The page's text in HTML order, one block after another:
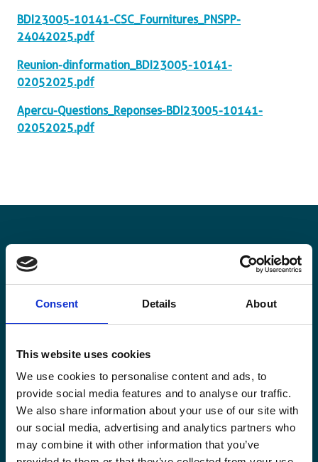
Consent Details About
This website uses cookies
We use cookies to personalise content and ads, to
provide social media features and to analyse our traffic.
We also share information about your use of our site with
our social media, advertising and analytics partners who
may combine it with other information that you’ve
BDI23005-10141-CSC_Fournitures_PNSPP-
24042025.pdf
Reunion-dinformation_BDI23005-10141-
02052025.pdf
Apercu-Questions_Reponses-BDI23005-10141-
02052025.pdf
Blijf op de hoogte
Blijf op de hoogte van onze activiteiten en
internationale ontwikkelingstrends belicht vanuit
Email
(Vereist)